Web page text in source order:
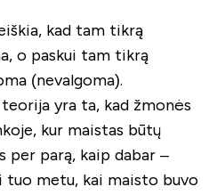
kad tam tikrą
o paskui tam tikrą
(nevalgoma).
yra ta, kad žmonės
kur maistas būtų
per parą, kaip dabar –
tuo metu, kai maisto buvo